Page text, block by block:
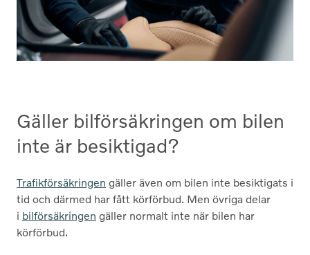
Gäller bilförsäkringen om bilen
inte är besiktigad?
Trafikförsäkringen gäller även om bilen inte besiktigats i
tid och därmed har fått körförbud. Men övriga delar
i bilförsäkringen gäller normalt inte när bilen har
körförbud.